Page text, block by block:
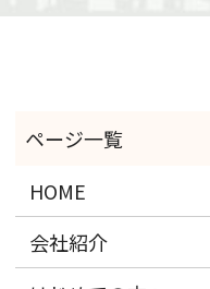
HOME
会社紹介